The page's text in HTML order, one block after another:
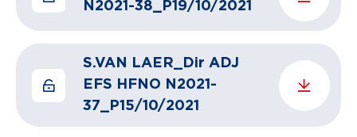
N2021-38_P19/10/2021
S.VAN LAER_Dir ADJ
EFS HFNO N2021-
37_P15/10/2021